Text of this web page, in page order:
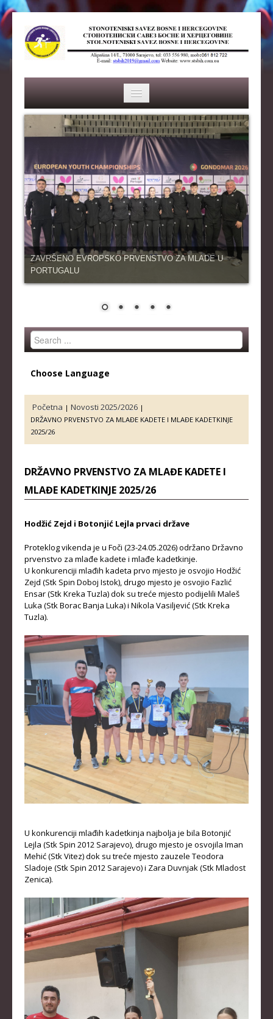
HOME
SAVEZ
ISTORIJA
ORGANI SAVEZA
OSNOVNI PODACI
REPREZENTACIJA
ŽENSKA KADETSKA REPREZENTACIJA
SENIORKE
JUNIORI
JUNIORKE
KADETI
KADETKINJE
MLAĐI KADETI
MLAĐE KADETKINJE
NAJMLAĐE KADETKINJE
DOKUMENTI
KALENDARI I RASPOREDI
BILTENI TAKMIČENJA
PRAVILNICI
OBRASCI
OPŠTI DOKUMENTI
KLUBOVI
KONTAKT
ZAVRŠENO EVROPSKO PRVENSTVO ZA MLADE U
PORTUGALU
Search
...
Choose Language
Početna | Novosti 2025/2026 |
DRŽAVNO PRVENSTVO ZA MLAĐE KADETE I MLAĐE KADETKINJE
2025/26
DRŽAVNO PRVENSTVO ZA MLAĐE KADETE I
MLAĐE KADETKINJE 2025/26
Hodžić Zejd i Botonjić Lejla prvaci države
Proteklog vikenda je u Foči (23-24.05.2026) održano Državno
prvenstvo za mlađe kadete i mlađe kadetkinje.
U konkurenciji mlađih kadeta prvo mjesto je osvojio Hodžić
Zejd (Stk Spin Doboj Istok), drugo mjesto je osvojio Fazlić
Ensar (Stk Kreka Tuzla) dok su treće mjesto podijelili Maleš
Luka (Stk Borac Banja Luka) i Nikola Vasiljević (Stk Kreka
Tuzla).
U konkurenciji mlađih kadetkinja najbolja je bila Botonjić
Lejla (Stk Spin 2012 Sarajevo), drugo mjesto je osvojila Iman
Mehić (Stk Vitez) dok su treće mjesto zauzele Teodora
Sladoje (Stk Spin 2012 Sarajevo) i Zara Duvnjak (Stk Mladost
Zenica).